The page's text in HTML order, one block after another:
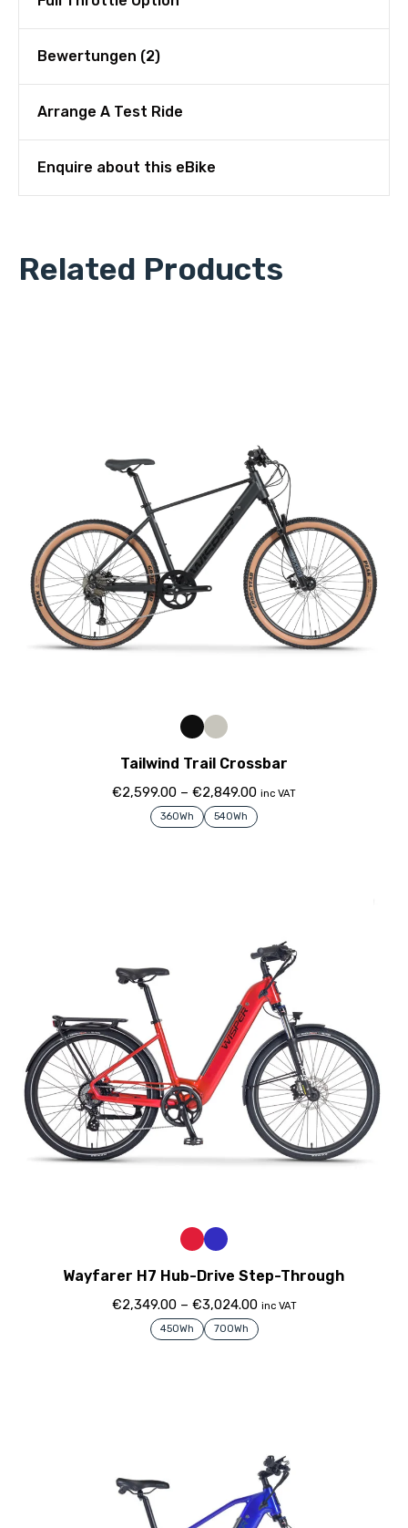
Bewertungen (2)
Arrange A Test Ride
Enquire about this eBike
Related Products
Tailwind Trail Crossbar
€2,599.00 – €2,849.00 inc VAT
360Wh 540Wh
Wayfarer H7 Hub-Drive Step-Through
€2,349.00– €3,024.00 inc VAT
450Wh 700Wh